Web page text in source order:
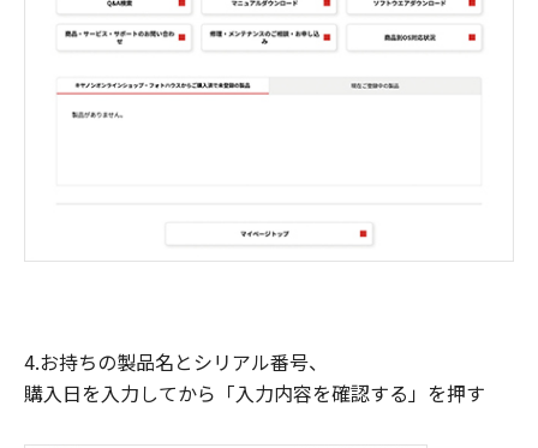
4.お持ちの製品名とシリアル番号、
購入日を入力してから「入力内容を確認する」を押す